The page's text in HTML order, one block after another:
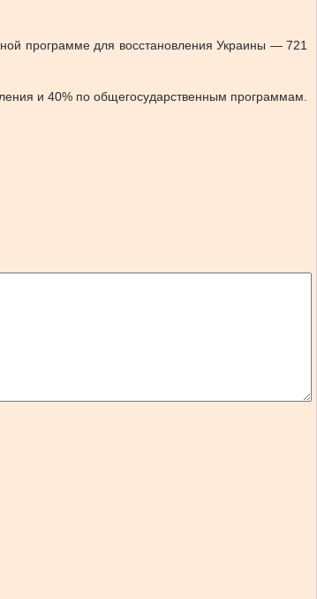
программе для восстановления Украины — 721
и 40% по общегосударственным программам.